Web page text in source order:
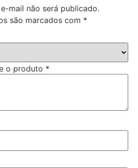
mail não será publicado.
são marcados com *
o produto *